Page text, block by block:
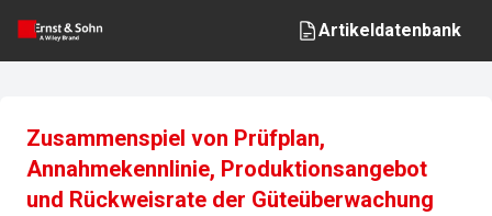
Artikeldatenbank
Zusammenspiel von Prüfplan,
Annahmekennlinie, Produktionsangebot
und Rückweisrate der Güteüberwachung